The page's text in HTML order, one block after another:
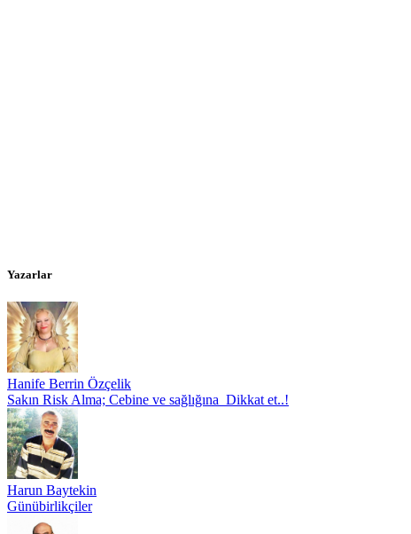
Yazarlar
Hanife Berrin Özçelik
Sakın Risk Alma; Cebine ve sağlığına Dikkat et..!
Harun Baytekin
Günübirlikçiler